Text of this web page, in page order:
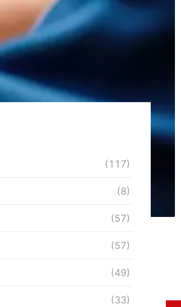
(117)
(8)
(57)
(57)
(49)
(33)